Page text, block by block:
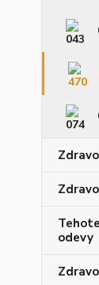
odevy